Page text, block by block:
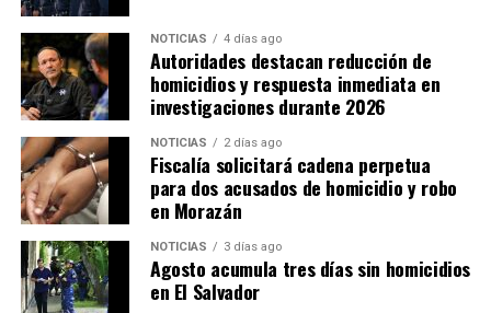
NOTICIAS 4 días ago
Autoridades destacan reducción de
homicidios y respuesta inmediata en
investigaciones durante 2026
NOTICIAS 2 días ago
Fiscalía solicitará cadena perpetua
para dos acusados de homicidio y robo
en Morazán
NOTICIAS 3 días ago
Agosto acumula tres días sin homicidios
en El Salvador